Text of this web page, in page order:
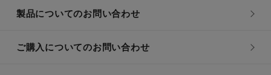
製品についてのお問い合わせ
ご購入についてのお問い合わせ